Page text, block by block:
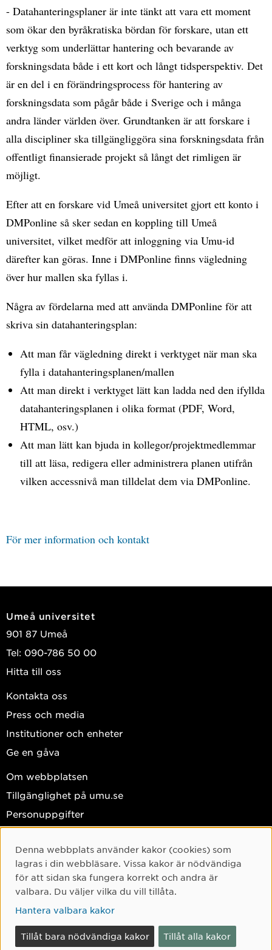
- Datahanteringsplaner är inte tänkt att vara ett moment
som ökar den byråkratiska bördan för forskare, utan ett
verktyg som underlättar hantering och bevarande av
forskningsdata både i ett kort och långt tidsperspektiv. Det
är en del i en förändringsprocess för hantering av
forskningsdata som pågår både i Sverige och i många
andra länder världen över. Grundtanken är att forskare i
alla discipliner ska tillgängliggöra sina forskningsdata från
offentligt finansierade projekt så långt det rimligen är
möjligt.
Efter att en forskare vid Umeå universitet gjort ett konto i
DMPonline så sker sedan en koppling till Umeå
universitet, vilket medför att inloggning via Umu-id
därefter kan göras. Inne i DMPonline finns vägledning
över hur mallen ska fyllas i.
Några av fördelarna med att använda DMPonline för att
skriva sin datahanteringsplan:
Att man får vägledning direkt i verktyget när man ska
fylla i datahanteringsplanen/mallen
Att man direkt i verktyget lätt kan ladda ned den ifyllda
datahanteringsplanen i olika format (PDF, Word,
HTML, osv.)
Att man lätt kan bjuda in kollegor/projektmedlemmar
till att läsa, redigera eller administrera planen utifrån
vilken accessnivå man tilldelat dem via DMPonline.
För mer information och kontakt
Umeå universitet
901 87 Umeå
Tel: 090-786 50 00
Hitta till oss
Kontakta oss
Press och media
Institutioner och enheter
Ge en gåva
Om webbplatsen
Tillgänglighet på umu.se
Personuppgifter
Facebook
Instagram
TikTok
Youtube
LinkedIn
Cookie-samtycke
Denna webbplats använder kakor (cookies) som
lagras i din webbläsare. Vissa kakor är nödvändiga
för att sidan ska fungera korrekt och andra är
valbara. Du väljer vilka du vill tillåta.
Hantera valbara kakor
Tillåt bara nödvändiga kakor Tillåt alla kakor